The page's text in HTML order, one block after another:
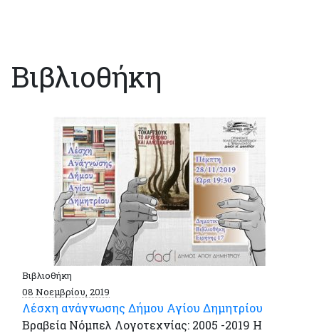
Βιβλιοθήκη
Βιβλιοθήκη
08 Νοεμβρίου, 2019
Λέσχη ανάγνωσης Δήμου Αγίου Δημητρίου
Βραβεία Νόμπελ Λογοτεχνίας: 2005 -2019 Η